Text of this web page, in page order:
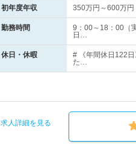
初年度年収 350万円～600万円
勤務時間
9：00～18：00（
日…
休日・休暇
# 《年間休日122
た…
求人詳細を見る